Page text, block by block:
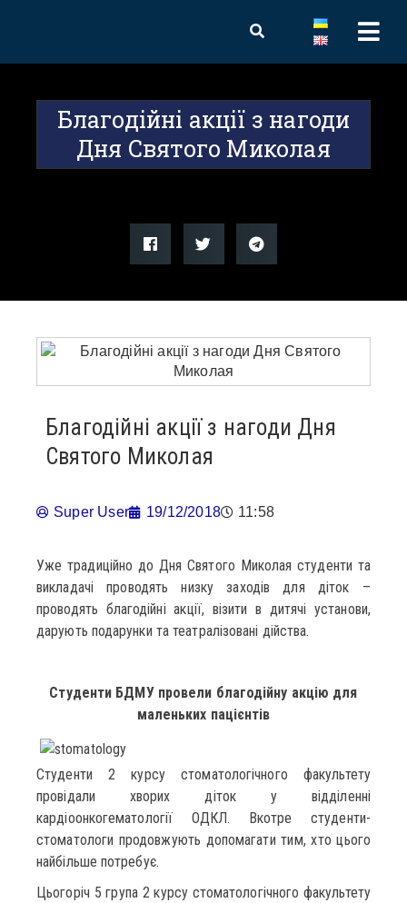
Благодійні акції з нагоди
Дня Святого Миколая
Благодійні акції з нагоди Дня
Святого Миколая
Super User 19/12/2018 11:58
Уже традиційно до Дня Святого Миколая студенти та
викладачі проводять низку заходів для діток –
проводять благодійні акції, візити в дитячі установи,
дарують подарунки та театралізовані дійства.
Студенти БДМУ провели благодійну акцію для
маленьких пацієнтів
Студенти 2 курсу стоматологічного факультету
провідали хворих діток у відділенні
кардіоонкогематології ОДКЛ. Вкотре студенти-
стоматологи продовжують допомагати тим, хто цього
найбільше потребує.
Цьогоріч 5 група 2 курсу стоматологічного факультету